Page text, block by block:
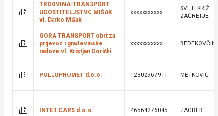
TRGOVINA-TRANSPORT-
UGOSTITELJSTVO MIŠAK
vl. Darko Mišak
xxxxxxxxxxx
SVETI KRIŽ
ZAČRETJE
GORA TRANSPORT obrt za
prijevoz i građevinske
radove vl. Kristjan Gorički
xxxxxxxxxxx
POLJOPROMET d.o.o. 12302967911 METKOVIĆ
INTER CARS d.o.o. 46564276045 ZAGREB